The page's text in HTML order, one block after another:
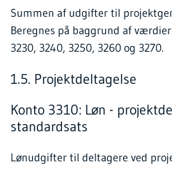
Summen af udgifter til
Beregnes på baggrund af
3230, 3240, 3250, 3260 og 3270.
1.5. Projektdeltagelse
Konto 3310: Løn -
standardsats
Lønudgifter til deltagere ved